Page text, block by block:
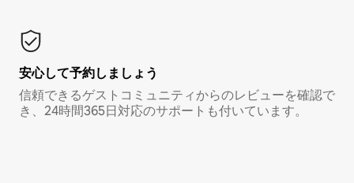
安心して予約しましょう
信頼できるゲストコミュニティからのレビューを確認で
き、24時間365日対応のサポートも付いています。